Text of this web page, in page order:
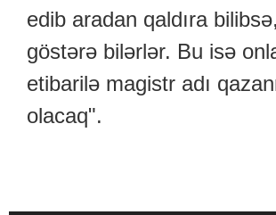
edib aradan qaldıra
göstərə bilərlər. Bu isə
etibarilə magistr adı
olacaq".